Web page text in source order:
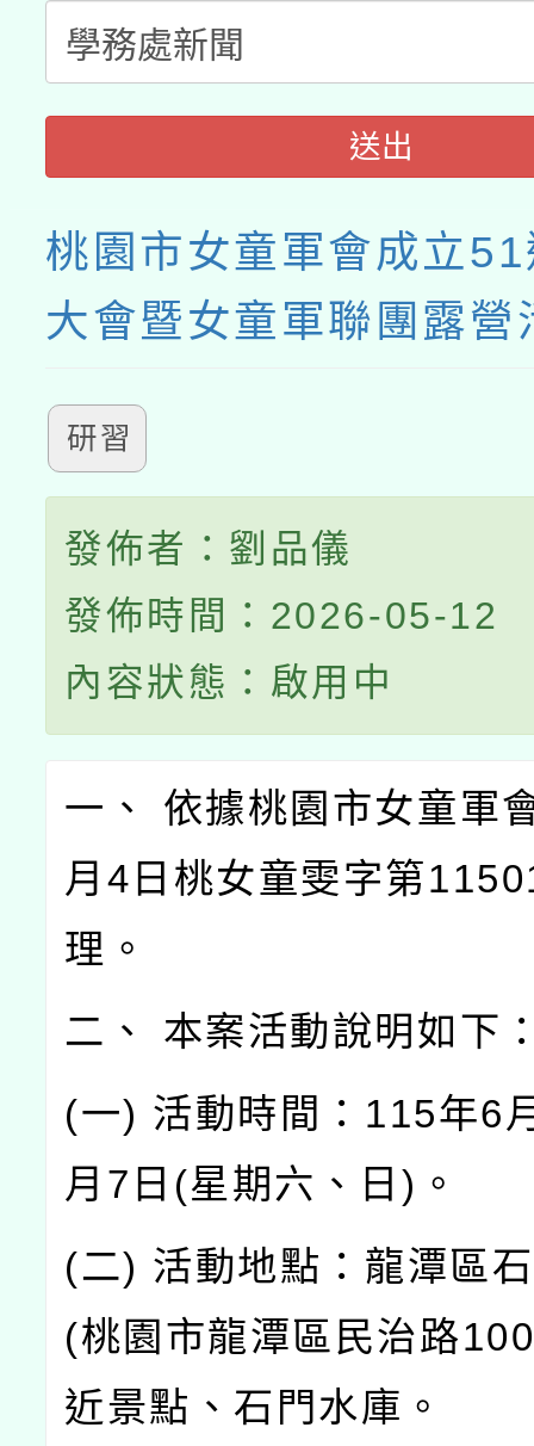
送出
桃園市女童軍會成立
大會暨女童軍聯團露營
研習
發佈者：劉品儀
發佈時間：2026-05-12
內容狀態：啟用中
一、 依據桃園市女童軍
月4日桃女童雯字第
理。
二、 本案活動說明如下
(一) 活動時間：115年6
月7日(星期六、日)。
(二) 活動地點：龍潭區
(桃園市龍潭區民治路
近景點、石門水庫。